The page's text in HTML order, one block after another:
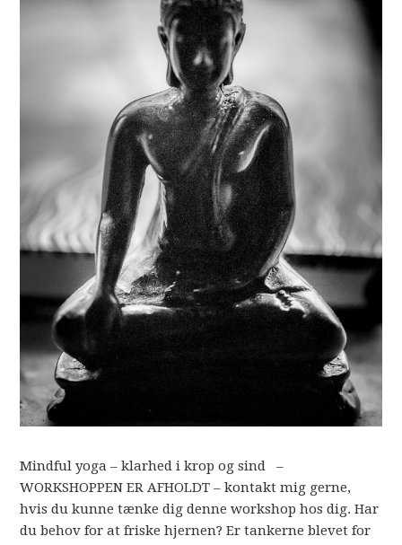
Mindful yoga – klarhed i krop og sind –
WORKSHOPPEN ER AFHOLDT – kontakt mig gerne,
hvis du kunne tænke dig denne workshop hos dig. Har
du behov for at friske hjernen? Er tankerne blevet for